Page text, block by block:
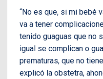
“No es que, si mi bebé
va a tener
tenido guaguas que no
igual se complican o
prematuras, que no
explicó la obstetra,